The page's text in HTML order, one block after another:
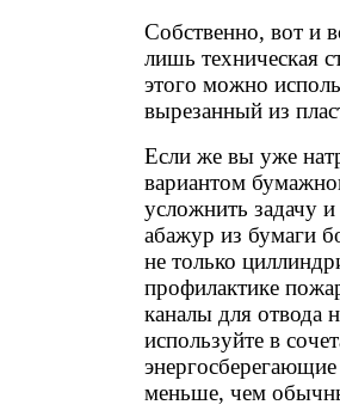
Собственно, вот и
лишь техническая
этого можно
вырезанный из
Если же вы уже
вариантом
усложнить задачу
абажур из бумаги
не только
профилактике
каналы для отвода
используйте в
меньше, чем